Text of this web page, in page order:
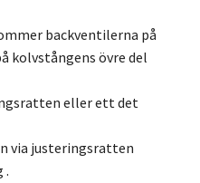
backventilerna på
kolvstångens övre del
eller ett det
via justeringsratten
.